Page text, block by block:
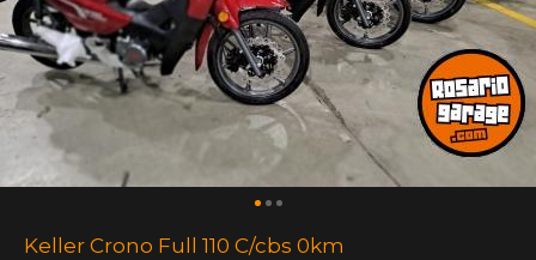
Keller Crono Full 110 C/cbs 0km